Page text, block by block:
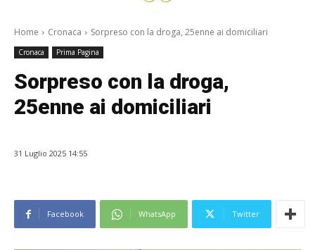
Home Cronaca Sorpreso con la droga, 25enne ai domiciliari
Cronaca Prima Pagina
Sorpreso con la droga,
25enne ai domiciliari
31 Luglio 2025 14:55
Facebook WhatsApp Twitter